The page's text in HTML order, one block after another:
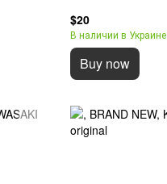
$20
В наличии в Украине
Buy now